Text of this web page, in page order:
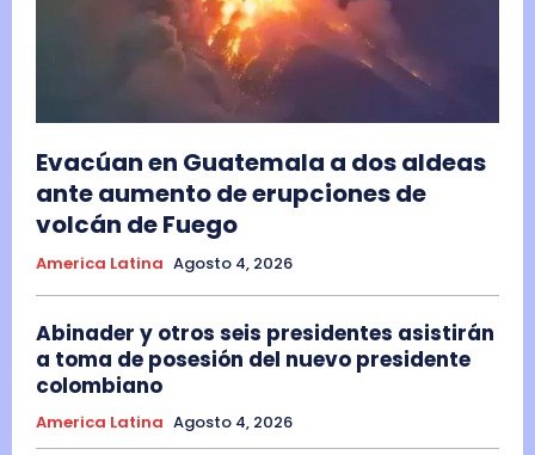
Evacúan en Guatemala a dos aldeas
ante aumento de erupciones de
volcán de Fuego
America Latina Agosto 4, 2026
Abinader y otros seis presidentes asistirán
a toma de posesión del nuevo presidente
colombiano
America Latina Agosto 4, 2026